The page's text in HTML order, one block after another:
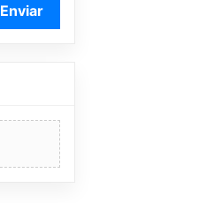
Enviar